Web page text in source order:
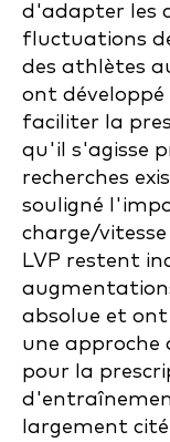
d'adapter les
fluctuations
des athlètes
ont
faciliter la
qu'il s'agisse
recherches
souligné
charge/
LVP restent
absolue et
une
pour la
largement